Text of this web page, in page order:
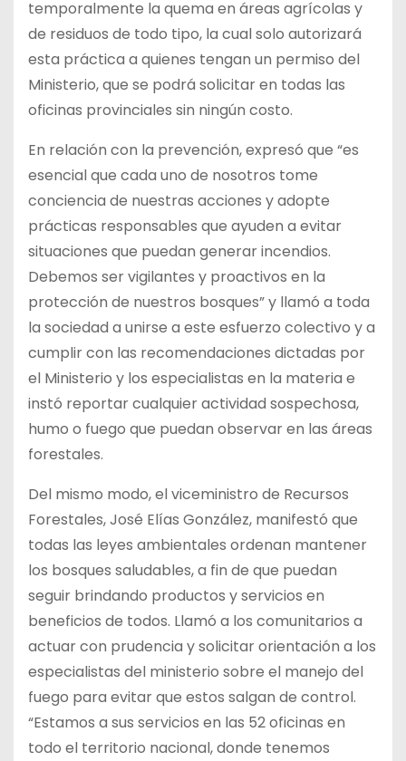
temporalmente la quema en áreas agrícolas y
de residuos de todo tipo, la cual solo autorizará
esta práctica a quienes tengan un permiso del
Ministerio, que se podrá solicitar en todas las
oficinas provinciales sin ningún costo.
En relación con la prevención, expresó que “es
esencial que cada uno de nosotros tome
conciencia de nuestras acciones y adopte
prácticas responsables que ayuden a evitar
situaciones que puedan generar incendios.
Debemos ser vigilantes y proactivos en la
protección de nuestros bosques” y llamó a toda
la sociedad a unirse a este esfuerzo colectivo y a
cumplir con las recomendaciones dictadas por
el Ministerio y los especialistas en la materia e
instó reportar cualquier actividad sospechosa,
humo o fuego que puedan observar en las áreas
forestales.
Del mismo modo, el viceministro de Recursos
Forestales, José Elías González, manifestó que
todas las leyes ambientales ordenan mantener
los bosques saludables, a fin de que puedan
seguir brindando productos y servicios en
beneficios de todos. Llamó a los comunitarios a
actuar con prudencia y solicitar orientación a los
especialistas del ministerio sobre el manejo del
fuego para evitar que estos salgan de control.
“Estamos a sus servicios en las 52 oficinas en
todo el territorio nacional, donde tenemos